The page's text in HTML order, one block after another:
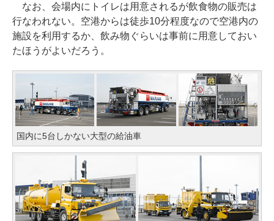
なお、会場内にトイレは用意されるが飲食物の販売は
行なわれない。空港からは徒歩10分程度なので空港内の
施設を利用するか、飲み物ぐらいは事前に用意しておい
たほうがよいだろう。
国内に5台しかない大型の給油車